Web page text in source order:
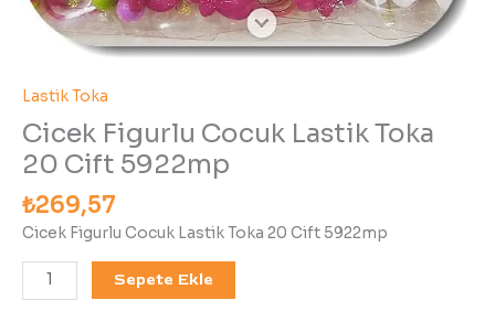
Lastik Toka
Cicek Figurlu Cocuk Lastik Toka
20 Cift 5922mp
₺269,57
Cicek Figurlu Cocuk Lastik Toka 20 Cift 5922mp
Sepete Ekle